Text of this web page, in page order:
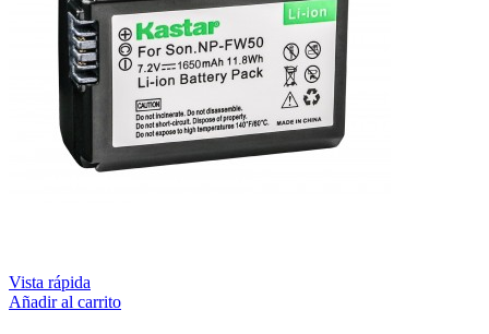
Vista rápida
Añadir al carrito